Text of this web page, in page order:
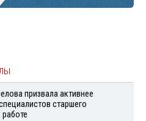
призвала активнее
старшего